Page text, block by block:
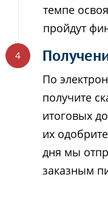
темпе
пройдут
По
получите
итоговых
их
дня мы
заказным